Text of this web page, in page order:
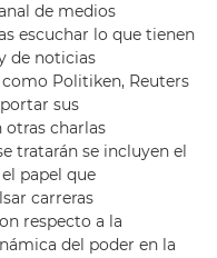
de medios
escuchar lo que tienen
de noticias
Politiken, Reuters
sus
charlas
tratarán se incluyen el
papel que
carreras
respecto a la
del poder en la